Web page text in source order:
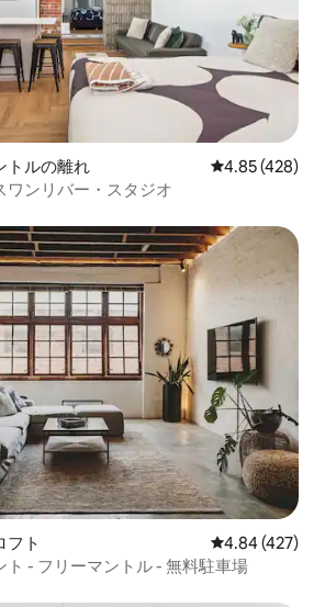
トルの離れ レビュー428
4.85 (428)
ワンリバー・スタジオ
フト レビュー427
4.84 (427)
ト - フリーマントル - 無料駐車場